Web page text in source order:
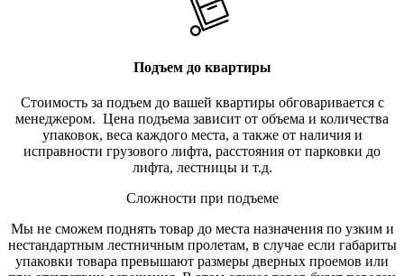
Подъем до квартиры
Стоимость за подъем до вашей квартиры обговаривается с
менеджером. Цена подъема зависит от объема и количества
упаковок, веса каждого места, а также от наличия и
исправности грузового лифта, расстояния от парковки до
лифта, лестницы и т.д.
Сложности при подъеме
Мы не сможем поднять товар до места назначения по узким и
нестандартным лестничным пролетам, в случае если габариты
упаковки товара превышают размеры дверных проемов или